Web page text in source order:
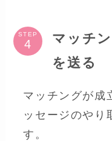
STEP
マッチ
を送る
マッチングが成
ッセージのやり
す。